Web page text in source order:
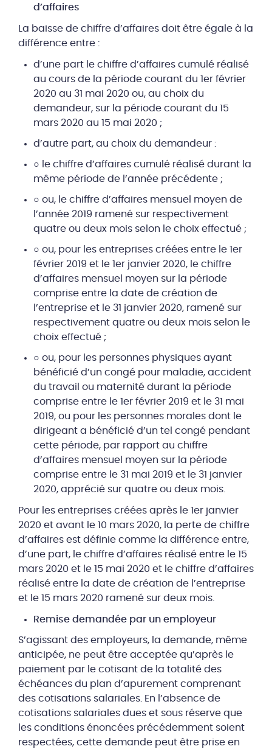
d’affaires
La baisse de chiffre d’affaires doit être égale à la
différence entre :
d’une part le chiffre d’affaires cumulé réalisé
au cours de la période courant du 1er février
2020 au 31 mai 2020 ou, au choix du
demandeur, sur la période courant du 15
mars 2020 au 15 mai 2020 ;
d’autre part, au choix du demandeur :
○ le chiffre d’affaires cumulé réalisé durant la
même période de l’année précédente ;
○ ou, le chiffre d’affaires mensuel moyen de
l’année 2019 ramené sur respectivement
quatre ou deux mois selon le choix effectué ;
○ ou, pour les entreprises créées entre le 1er
février 2019 et le 1er janvier 2020, le chiffre
d’affaires mensuel moyen sur la période
comprise entre la date de création de
l’entreprise et le 31 janvier 2020, ramené sur
respectivement quatre ou deux mois selon le
choix effectué ;
○ ou, pour les personnes physiques ayant
bénéficié d’un congé pour maladie, accident
du travail ou maternité durant la période
comprise entre le 1er février 2019 et le 31 mai
2019, ou pour les personnes morales dont le
dirigeant a bénéficié d’un tel congé pendant
cette période, par rapport au chiffre
d’affaires mensuel moyen sur la période
comprise entre le 31 mai 2019 et le 31 janvier
2020, apprécié sur quatre ou deux mois.
Pour les entreprises créées après le 1er janvier
2020 et avant le 10 mars 2020, la perte de chiffre
d’affaires est définie comme la différence entre,
d’une part, le chiffre d’affaires réalisé entre le 15
mars 2020 et le 15 mai 2020 et le chiffre d’affaires
réalisé entre la date de création de l’entreprise
et le 15 mars 2020 ramené sur deux mois.
Remise demandée par un employeur
S’agissant des employeurs, la demande, même
anticipée, ne peut être acceptée qu’après le
paiement par le cotisant de la totalité des
échéances du plan d’apurement comprenant
des cotisations salariales. En l’absence de
cotisations salariales dues et sous réserve que
les conditions énoncées précédemment soient
respectées, cette demande peut être prise en